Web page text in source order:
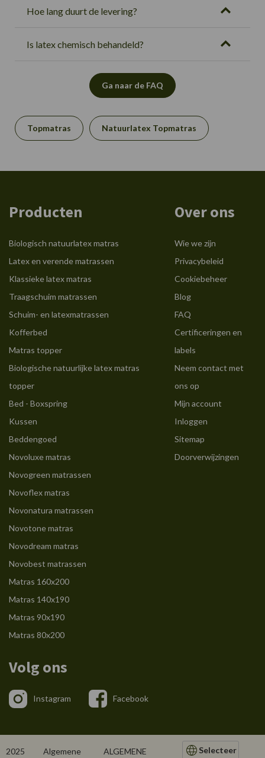
Hoe lang duurt de levering?
Is latex chemisch behandeld?
Ga naar de FAQ
Topmatras Natuurlatex Topmatras
Producten
Biologisch natuurlatex matras
Latex en verende matrassen
Klassieke latex matras
Traagschuim matrassen
Schuim- en latexmatrassen
Kofferbed
Matras topper
Biologische natuurlijke latex matras
topper
Bed - Boxspring
Kussen
Beddengoed
Novoluxe matras
Novogreen matrassen
Novoflex matras
Novonatura matrassen
Novotone matras
Novodream matras
Novobest matrassen
Matras 160x200
Matras 140x190
Matras 90x190
Matras 80x200
Over ons
Wie we zijn
Privacybeleid
Cookiebeheer
Blog
FAQ
Certificeringen en
labels
Neem contact met
ons op
Mijn account
Inloggen
Sitemap
Doorverwijzingen
Volg ons
Instagram Facebook
2025 Algemene ALGEMENE Selecteer